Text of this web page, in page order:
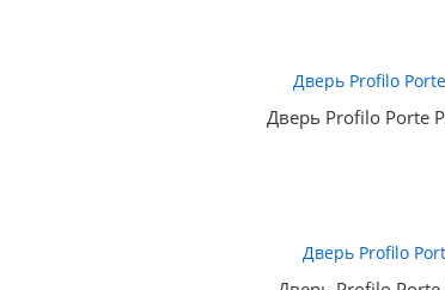
Дверь Profilo Porte